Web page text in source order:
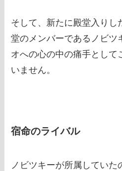
そして、新たに殿堂入りし
堂のメンバーであるノビツ
オへの心の中の痛手として
いません。
宿命のライバル
ノビツキーが所属していた